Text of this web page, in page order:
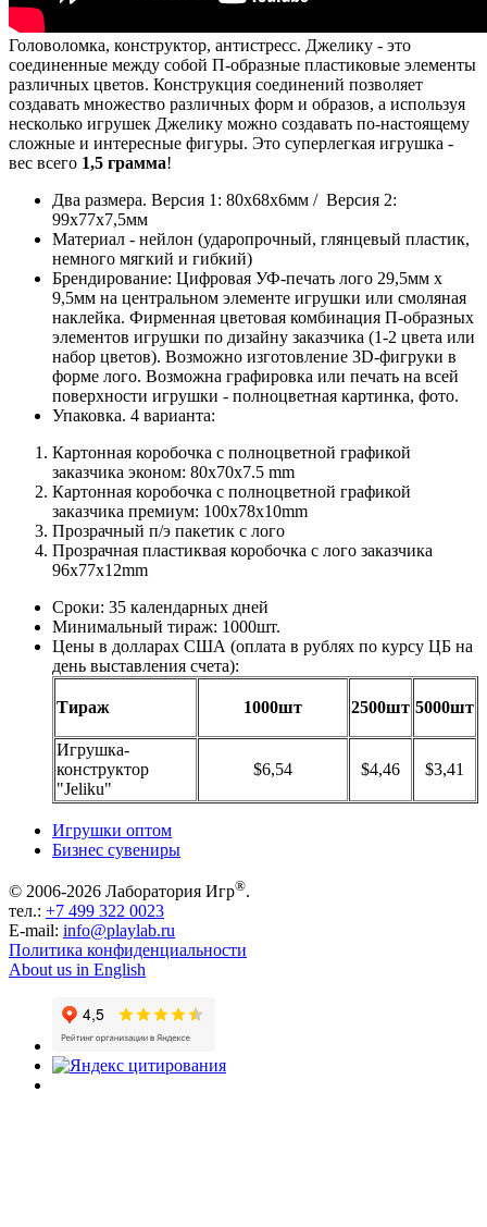
Запрос на просчет
Головоломка, конструктор, антистресс. Джелику - это
соединенные между собой П-образные пластиковые элементы
различных цветов. Конструкция соединений позволяет
создавать множество различных форм и образов, а используя
несколько игрушек Джелику можно создавать по-настоящему
сложные и интересные фигуры. Это суперлегкая игрушка -
вес всего 1,5 грамма!
Два размера. Версия 1: 80x68х6мм / Версия 2:
99x77х7,5мм
Материал - нейлон (ударопрочный, глянцевый пластик,
немного мягкий и гибкий)
Брендирование: Цифровая УФ-печать лого 29,5мм x
9,5мм на центральном элементе игрушки или смоляная
наклейка. Фирменная цветовая комбинация П-образных
элементов игрушки по дизайну заказчика (1-2 цвета или
набор цветов). Возможно изготовление 3D-фигруки в
форме лого. Возможна графировка или печать на всей
поверхности игрушки - полноцветная картинка, фото.
Упаковка. 4 варианта:
Картонная коробочка с полноцветной графикой
заказчика эконом: 80x70x7.5 mm
Картонная коробочка с полноцветной графикой
заказчика премиум: 100x78x10mm
Прозрачный п/э пакетик с лого
Прозрачная пластиквая коробочка с лого заказчика
96x77x12mm
Сроки: 35 календарных дней
Минимальный тираж: 1000шт.
Цены в долларах США (оплата в рублях по курсу ЦБ на
день выставления счета):
Тираж 1000шт 2500шт 5000шт
Игрушка-
конструктор
"Jeliku"
$6,54 $4,46 $3,41
Игрушки оптом
Бизнес сувениры
© 2006-2026 Лаборатория Игр®.
тел.: +7 499 322 0023
E-mail: info@playlab.ru
Политика конфиденциальности
About us in English